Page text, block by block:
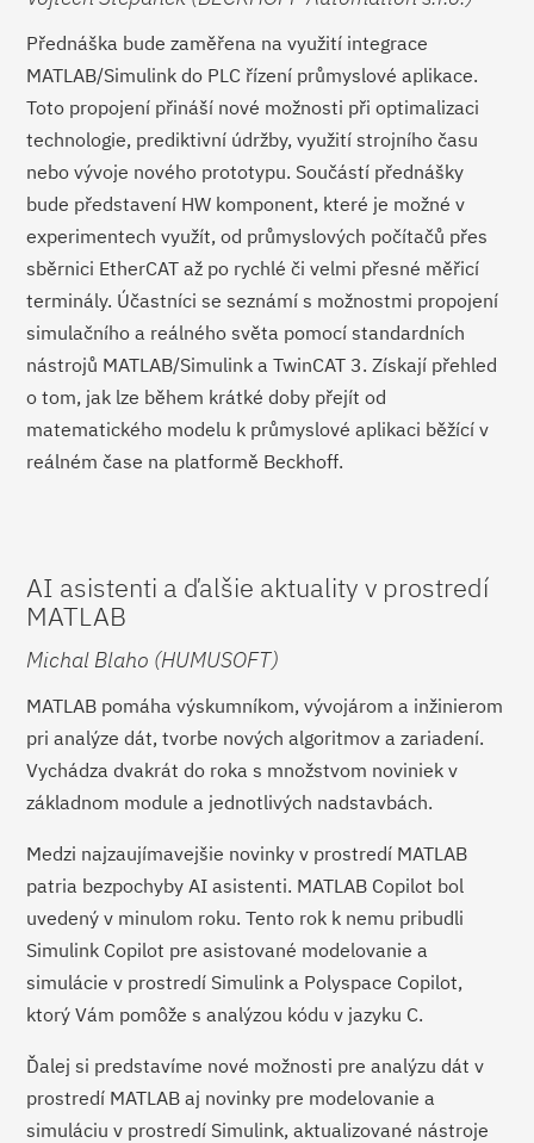
Přednáška bude zaměřena na využití integrace
MATLAB/Simulink do PLC řízení průmyslové aplikace.
Toto propojení přináší nové možnosti při optimalizaci
technologie, prediktivní údržby, využití strojního času
nebo vývoje nového prototypu. Součástí přednášky
bude představení HW komponent, které je možné v
experimentech využít, od průmyslových počítačů přes
sběrnici EtherCAT až po rychlé či velmi přesné měřicí
terminály. Účastníci se seznámí s možnostmi propojení
simulačního a reálného světa pomocí standardních
nástrojů MATLAB/Simulink a TwinCAT 3. Získají přehled
o tom, jak lze během krátké doby přejít od
matematického modelu k průmyslové aplikaci běžící v
reálném čase na platformě Beckhoff.
AI asistenti a ďalšie aktuality v prostredí
MATLAB
Michal Blaho (HUMUSOFT)
MATLAB pomáha výskumníkom, vývojárom a inžinierom
pri analýze dát, tvorbe nových algoritmov a zariadení.
Vychádza dvakrát do roka s množstvom noviniek v
základnom module a jednotlivých nadstavbách.
Medzi najzaujímavejšie novinky v prostredí MATLAB
patria bezpochyby AI asistenti. MATLAB Copilot bol
uvedený v minulom roku. Tento rok k nemu pribudli
Simulink Copilot pre asistované modelovanie a
simulácie v prostredí Simulink a Polyspace Copilot,
ktorý Vám pomôže s analýzou kódu v jazyku C.
Ďalej si predstavíme nové možnosti pre analýzu dát v
prostredí MATLAB aj novinky pre modelovanie a
simuláciu v prostredí Simulink, aktualizované nástroje